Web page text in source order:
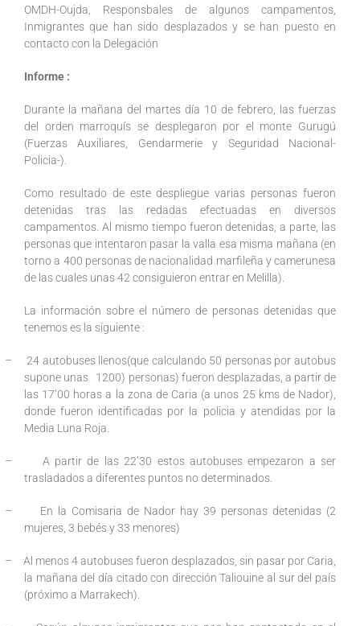
OMDH-Oujda, Responsbales de algunos campamentos,
Inmigrantes que han sido desplazados y se han puesto en
contacto con la Delegación
Informe :
Durante la mañana del martes día 10 de febrero, las fuerzas
del orden marroquís se desplegaron por el monte Gurugú
(Fuerzas Auxiliares, Gendarmerie y Seguridad Nacional-
Policia-).
Como resultado de este despliegue varias personas fueron
detenidas tras las redadas efectuadas en diversos
campamentos. Al mismo tiempo fueron detenidas, a parte, las
personas que intentaron pasar la valla esa misma mañana (en
torno a 400 personas de nacionalidad marfileña y camerunesa
de las cuales unas 42 consiguieron entrar en Melilla).
La información sobre el número de personas detenidas que
tenemos es la siguiente :
–
24 autobuses llenos(que calculando 50 personas por autobus
supone unas 1200) personas) fueron desplazadas, a partir de
las 17’00 horas a la zona de Caria (a unos 25 kms de Nador),
donde fueron identificadas por la policia y atendidas por la
Media Luna Roja.
–
A partir de las 22’30 estos autobuses empezaron a ser
trasladados a diferentes puntos no determinados.
–
En la Comisaria de Nador hay 39 personas detenidas (2
mujeres, 3 bebés y 33 menores)
–
Al menos 4 autobuses fueron desplazados, sin pasar por Caria,
la mañana del día citado con dirección Taliouine al sur del país
(próximo a Marrakech).